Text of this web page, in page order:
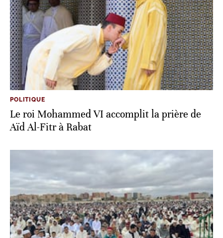
POLITIQUE
Le roi Mohammed VI accomplit la prière de
Aïd Al-Fitr à Rabat